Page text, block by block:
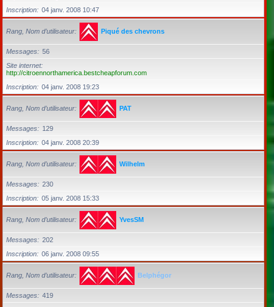
Inscription
04 janv. 2008 10:47
Rang, Nom d’utilisateur Piqué des chevrons
Messages
56
Site internet
http://citroennorthamerica.bestcheapforum.com
Inscription
04 janv. 2008 19:23
Rang, Nom d’utilisateur PAT
Messages
129
Inscription
04 janv. 2008 20:39
Rang, Nom d’utilisateur Wilhelm
Messages
230
Inscription
05 janv. 2008 15:33
Rang, Nom d’utilisateur YvesSM
Messages
202
Inscription
06 janv. 2008 09:55
Rang, Nom d’utilisateur Belphégor
Messages
419